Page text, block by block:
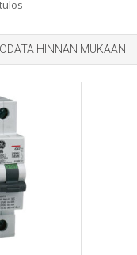
HINNAN MUKAAN